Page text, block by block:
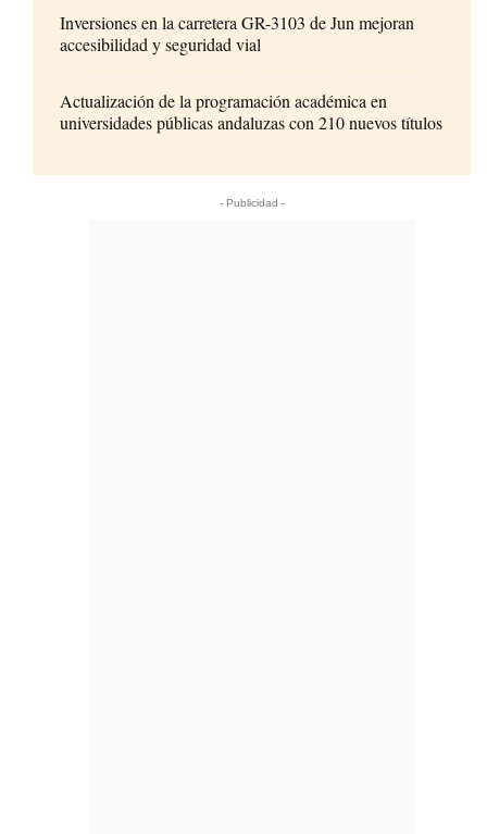
Inversiones en la carretera GR-3103 de Jun mejoran
accesibilidad y seguridad vial
Actualización de la programación académica en
universidades públicas andaluzas con 210 nuevos títulos
- Publicidad -